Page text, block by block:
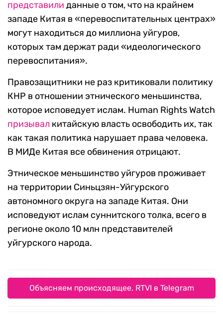
представили данные о том, что на крайнем
западе Китая в «перевоспитательных центрах»
могут находиться до миллиона уйгуров,
которых там держат ради «идеологического
перевоспитания».
Правозащитники не раз критиковали политику
КНР в отношении этнического меньшинства,
которое исповедует ислам. Human Rights Watch
призывал китайскую власть освободить их, так
как такая политика нарушает права человека.
В МИДе Китая все обвинения отрицают.
Этническое меньшинство уйгуров проживает
на территории Синьцзян-Уйгурского
автономного округа на западе Китая. Они
исповедуют ислам суннитского толка, всего в
регионе около 10 млн представителей
уйгурского народа.
Объясняем происходящее. RTVI в Telegram